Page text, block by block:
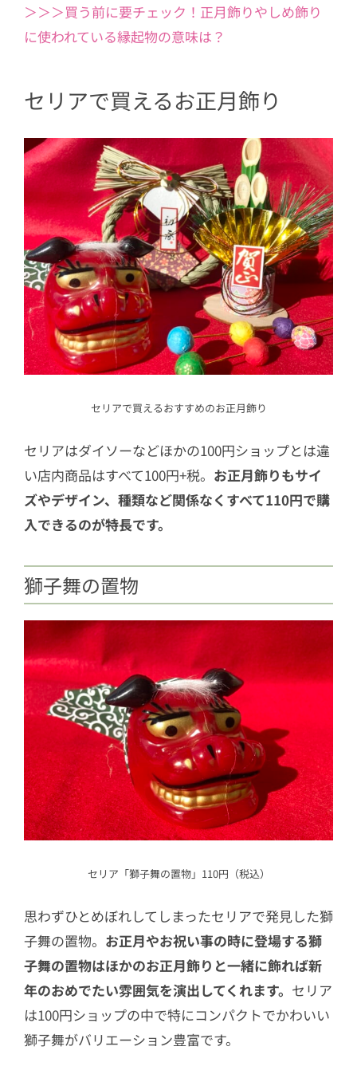
＞＞＞買う前に要チェック！正月飾りやしめ飾り
に使われている縁起物の意味は？
セリアで買えるお正月飾り
セリアで買えるおすすめのお正月飾り
セリアはダイソーなどほかの100円ショップとは違
い店内商品はすべて100円+税。 お正月飾りもサイ
ズやデザイン、種類など関係なくすべて110円で購
入できるのが特長です。
獅子舞の置物
セリア「獅子舞の置物」110円（税込）
思わずひとめぼれしてしまったセリアで発見した獅
子舞の置物。 お正月やお祝い事の時に登場する獅
子舞の置物はほかのお正月飾りと一緒に飾れば新
年のおめでたい雰囲気を演出してくれます。 セリア
は100円ショップの中で特にコンパクトでかわいい
獅子舞がバリエーション豊富です。